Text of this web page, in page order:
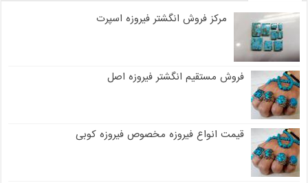
مرکز فروش انگشتر فیروزه اسپرت
فروش مستقیم انگشتر فیروزه اصل
قیمت انواع فیروزه مخصوص فیروزه کوبی